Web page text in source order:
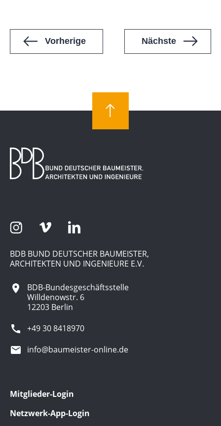
VorherigeVeranstaltungenNächste
BDB BUND DEUTSCHER BAUMEISTER,
ARCHITEKTEN UND INGENIEURE E.V.
BDB-Bundesgeschäftsstelle
Willdenowstr. 6
12203 Berlin
+49 30 8418970
info@baumeister-online.de
Mitglieder-Login
Netzwerk-App-Login